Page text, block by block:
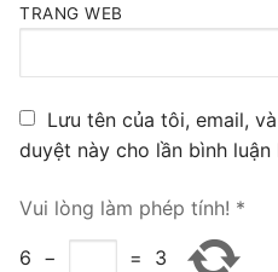
LIÊN HỆ
TIN TỨC
HƯỚNG DẪN
TRANG WEB
Lưu tên của tôi, email,
duyệt này cho lần bình
Vui lòng làm phép tính! *
6 − = 3